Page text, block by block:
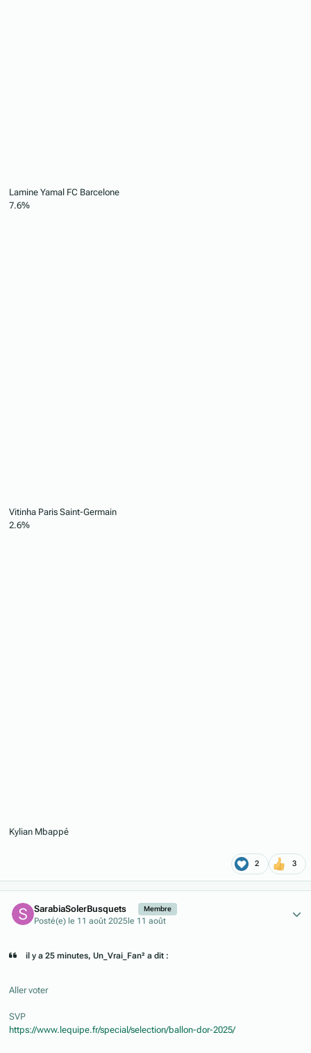
Lamine Yamal FC Barcelone
7.6%
Vitinha Paris Saint-Germain
2.6%
Kylian Mbappé
2 3
SarabiaSolerBusquets Membre
Posté(e) le 11 août 2025 le 11 août
il y a 25 minutes, Un_Vrai_Fan² a dit :
Aller voter
SVP
https://www.lequipe.fr/special/selection/ballon-dor-2025/